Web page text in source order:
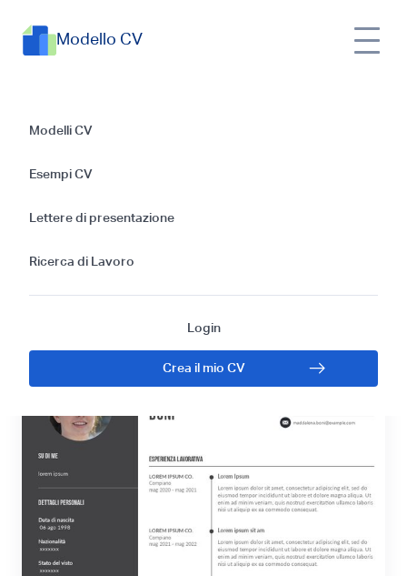
Modello CV
Modelli CV
Esempi CV
Lettere di presentazione
Ricerca di Lavoro
Login
Crea il mio CV
Guida alla Creazione
di un Efficace
Curriculum Vitae
per Architetti